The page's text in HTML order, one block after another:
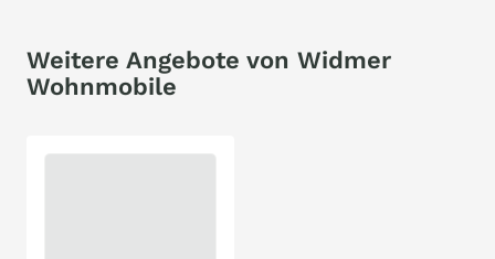
Weitere Angebote von Widmer
Wohnmobile